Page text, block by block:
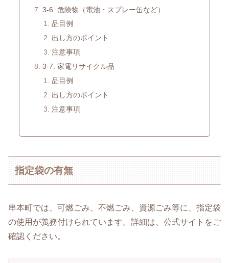
3-6. 危険物（電池・スプレー缶など）
品目例
出し方のポイント
注意事項
3-7. 家電リサイクル品
品目例
出し方のポイント
注意事項
指定袋の有無
串本町では、可燃ごみ、不燃ごみ、資源ごみ等に、指定袋
の使用が義務付けられています。詳細は、公式サイトをご
確認ください。